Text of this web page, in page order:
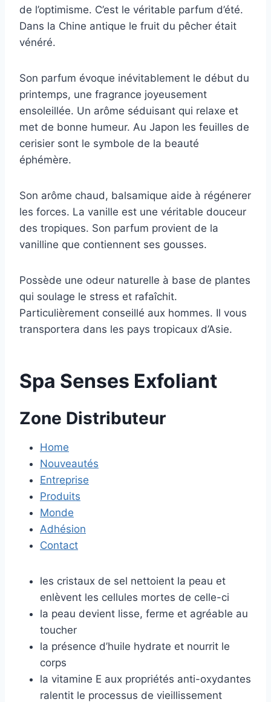
de l’optimisme. C’est le véritable parfum d’été.
Dans la Chine antique le fruit du pêcher était
vénéré.
Son parfum évoque inévitablement le début du
printemps, une fragrance joyeusement
ensoleillée. Un arôme séduisant qui relaxe et
met de bonne humeur. Au Japon les feuilles de
cerisier sont le symbole de la beauté
éphémère.
Son arôme chaud, balsamique aide à régénerer
les forces. La vanille est une véritable douceur
des tropiques. Son parfum provient de la
vanilline que contiennent ses gousses.
Possède une odeur naturelle à base de plantes
qui soulage le stress et rafaîchit.
Particulièrement conseillé aux hommes. Il vous
transportera dans les pays tropicaux d’Asie.
Spa Senses Exfoliant
Zone Distributeur
Home
Nouveautés
Entreprise
Produits
Monde
Adhésion
Contact
les cristaux de sel nettoient la peau et
enlèvent les cellules mortes de celle-ci
la peau devient lisse, ferme et agréable au
toucher
la présence d’huile hydrate et nourrit le
corps
la vitamine E aux propriétés anti-oxydantes
ralentit le processus de vieillissement